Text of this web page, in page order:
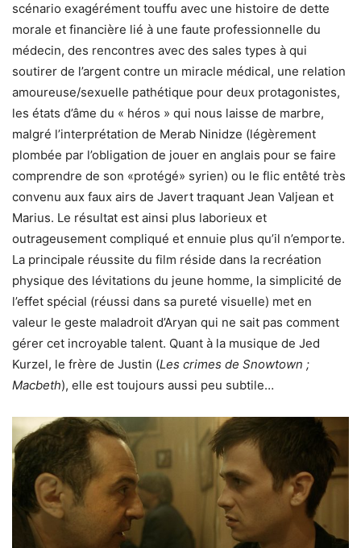
scénario exagérément touffu avec une histoire de dette
morale et financière lié à une faute professionnelle du
médecin, des rencontres avec des sales types à qui
soutirer de l’argent contre un miracle médical, une relation
amoureuse/sexuelle pathétique pour deux protagonistes,
les états d’âme du « héros » qui nous laisse de marbre,
malgré l’interprétation de Merab Ninidze (légèrement
plombée par l’obligation de jouer en anglais pour se faire
comprendre de son «protégé» syrien) ou le flic entêté très
convenu aux faux airs de Javert traquant Jean Valjean et
Marius. Le résultat est ainsi plus laborieux et
outrageusement compliqué et ennuie plus qu’il n’emporte.
La principale réussite du film réside dans la recréation
physique des lévitations du jeune homme, la simplicité de
l’effet spécial (réussi dans sa pureté visuelle) met en
valeur le geste maladroit d’Aryan qui ne sait pas comment
gérer cet incroyable talent. Quant à la musique de Jed
Kurzel, le frère de Justin (Les crimes de Snowtown ;
Macbeth), elle est toujours aussi peu subtile…